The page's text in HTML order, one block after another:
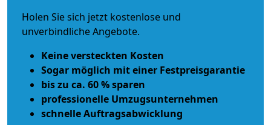
Holen Sie sich jetzt kostenlose und
unverbindliche Angebote.
Keine versteckten Kosten
Sogar möglich mit einer Festpreisgarantie
bis zu ca. 60 % sparen
professionelle Umzugsunternehmen
schnelle Auftragsabwicklung